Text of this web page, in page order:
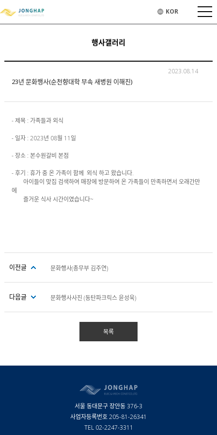
KOR
행사갤러리
23년 문화행사(순천향대학 부속 새병원 이해진)
2023.08.14
- 제목 : 가족들과 외식
- 일자 : 2023년 08월 11일
- 장소 : 본수원갈비 본점
- 후기 : 휴가 중 온 가족이 함께 외식 하고 왔습니다.
아이들이 맞집 검색하여 매장에 방문하여 온 가족들이 만족하면서 오래간만
에
즐거운 식사 시간이였습니다~
이전글 문화행사(총무부 김주연)
다음글 문화행사사진 (동탄파크릭스 윤성욱)
서울 동대문구 장안동 376-3
사업자등록번호 205-81-26341
TEL 02-2247-3311